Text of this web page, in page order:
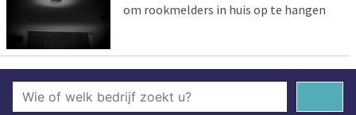
om rookmelders in huis op te hangen